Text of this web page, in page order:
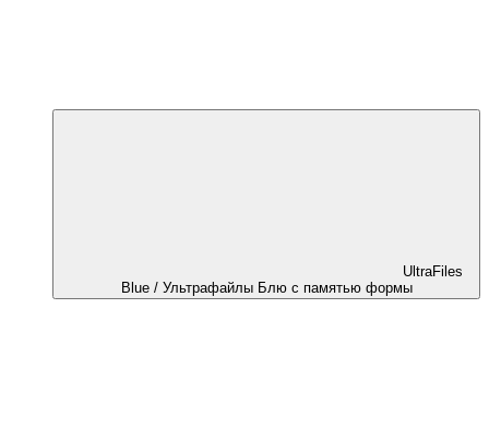
UltraFiles
Blue / Ультрафайлы Блю с памятью формы